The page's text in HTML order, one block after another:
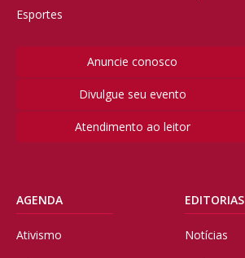
Esportes
Anuncie conosco
Divulgue seu evento
Atendimento ao leitor
AGENDA
Ativismo
EDITORIAS
Notícias